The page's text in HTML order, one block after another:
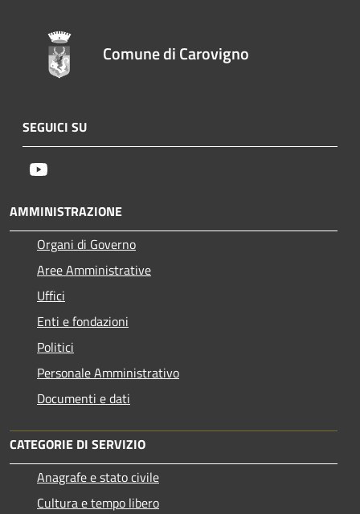
Comune di Carovigno
SEGUICI SU
AMMINISTRAZIONE
Organi di Governo
Aree Amministrative
Uffici
Enti e fondazioni
Politici
Personale Amministrativo
Documenti e dati
CATEGORIE DI SERVIZIO
Anagrafe e stato civile
Cultura e tempo libero